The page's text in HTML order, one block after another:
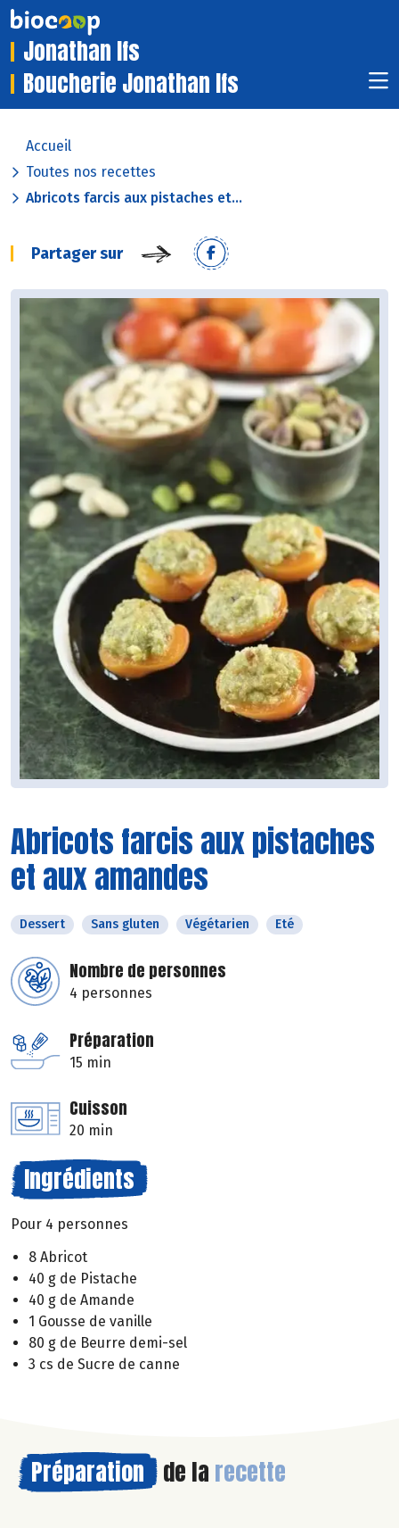
Jonathan Ifs
Boucherie Jonathan Ifs
Accueil
Toutes nos recettes
Abricots farcis aux pistaches et...
Partager sur
Abricots farcis aux pistaches
et aux amandes
Dessert Sans gluten Végétarien Eté
Nombre de personnes
4 personnes
Préparation
15 min
Cuisson
20 min
Ingrédients
Pour 4 personnes
8 Abricot
40 g de Pistache
40 g de Amande
1 Gousse de vanille
80 g de Beurre demi-sel
3 cs de Sucre de canne
Préparation de la recette